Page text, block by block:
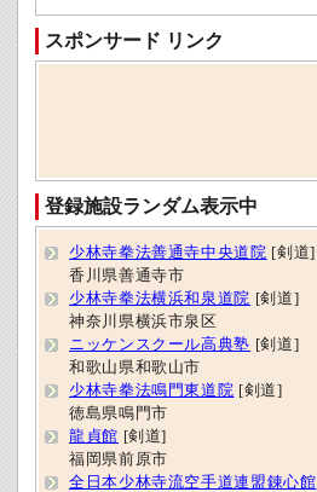
スポンサード リンク
登録施設ランダム表示中
少林寺拳法善通寺中央道院 [剣道]
香川県善通寺市
少林寺拳法横浜和泉道院 [剣道]
神奈川県横浜市泉区
ニッケンスクール高典塾 [剣道]
和歌山県和歌山市
少林寺拳法鳴門東道院 [剣道]
徳島県鳴門市
龍貞館 [剣道]
福岡県前原市
全日本少林寺流空手道連盟錬心館